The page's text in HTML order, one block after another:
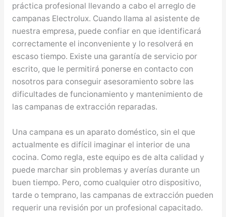
práctica profesional llevando a cabo el arreglo de
campanas Electrolux. Cuando llama al asistente de
nuestra empresa, puede confiar en que identificará
correctamente el inconveniente y lo resolverá en
escaso tiempo. Existe una garantía de servicio por
escrito, que le permitirá ponerse en contacto con
nosotros para conseguir asesoramiento sobre las
dificultades de funcionamiento y mantenimiento de
las campanas de extracción reparadas.
Una campana es un aparato doméstico, sin el que
actualmente es difícil imaginar el interior de una
cocina. Como regla, este equipo es de alta calidad y
puede marchar sin problemas y averías durante un
buen tiempo. Pero, como cualquier otro dispositivo,
tarde o temprano, las campanas de extracción pueden
requerir una revisión por un profesional capacitado.